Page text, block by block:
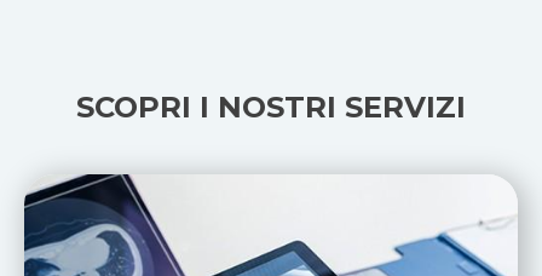
SCOPRI I NOSTRI SERVIZI